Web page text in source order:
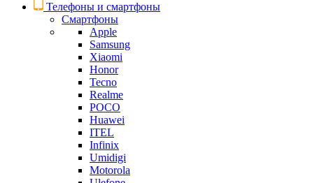
Телефоны и смартфоны
Смартфоны
Apple
Samsung
Xiaomi
Honor
Tecno
Realme
POCO
Huawei
ITEL
Infinix
Umidigi
Motorola